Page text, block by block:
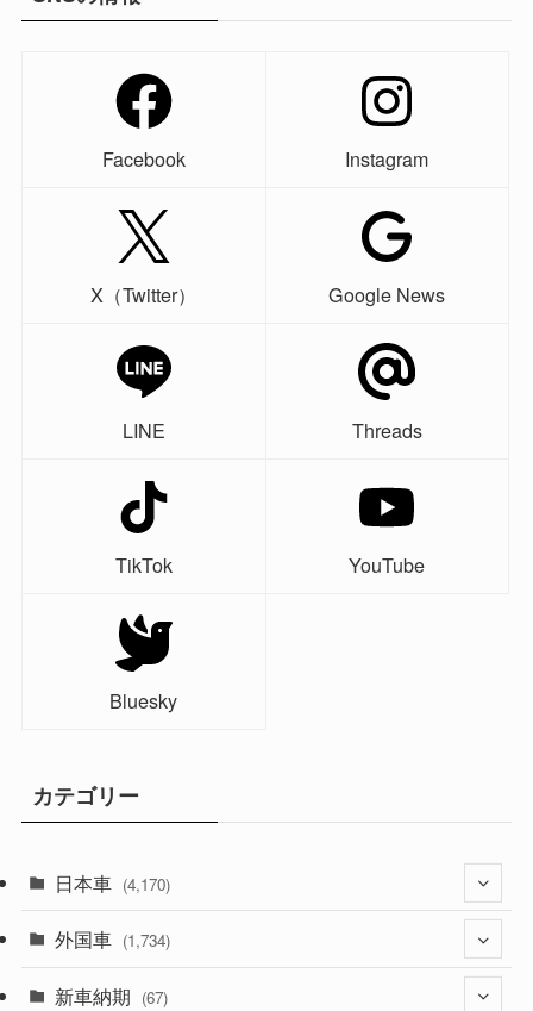
Facebook Instagram
X（Twitter） Google News
LINE Threads
TikTok YouTube
Bluesky
カテゴリー
日本車 (4,170)
(1,320)
(329)
外国車 (1,734)
新車納期 (67)